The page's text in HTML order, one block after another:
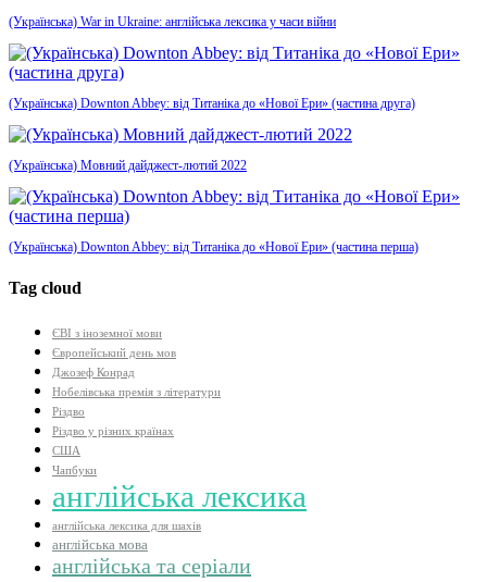
(Українська) War in Ukraine: англійська лексика у часи війни
(Українська) Downton Abbey: від Титаніка до «Нової Ери» (частина друга)
(Українська) Мовний дайджест-лютий 2022
(Українська) Downton Abbey: від Титаніка до «Нової Ери» (частина перша)
Tag cloud
ЄВІ з іноземної мови
Європейський день мов
Джозеф Конрад
Нобелівська премія з літератури
Різдво
Різдво у різних країнах
США
Чапбуки
англійська лексика
англійська лексика для шахів
англійська мова
англійська та серіали